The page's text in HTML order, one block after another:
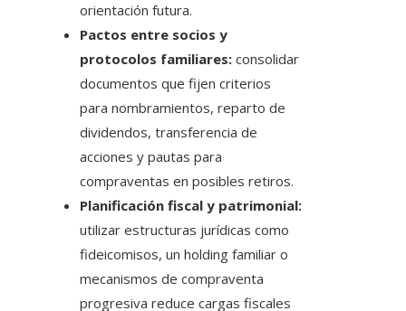
orientación futura.
Pactos entre socios y
protocolos familiares: consolidar
documentos que fijen criterios
para nombramientos, reparto de
dividendos, transferencia de
acciones y pautas para
compraventas en posibles retiros.
Planificación fiscal y patrimonial:
utilizar estructuras jurídicas como
fideicomisos, un holding familiar o
mecanismos de compraventa
progresiva reduce cargas fiscales